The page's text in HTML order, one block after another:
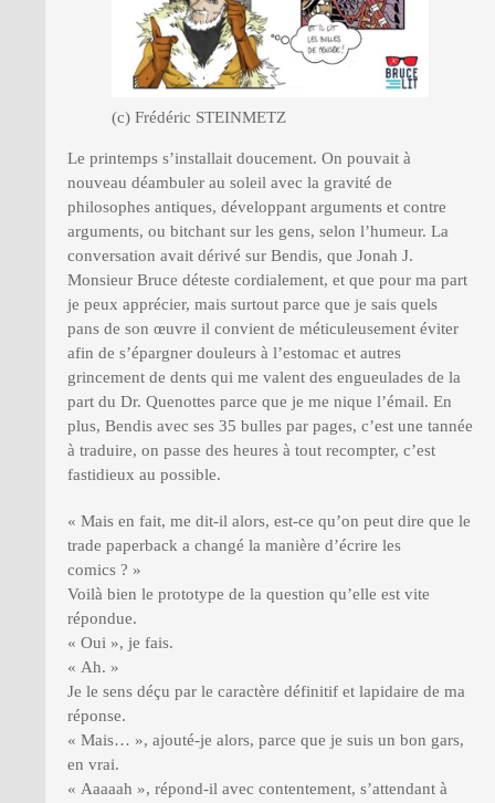
(c) Frédéric STEINMETZ
Le printemps s’installait doucement. On pouvait à
nouveau déambuler au soleil avec la gravité de
philosophes antiques, développant arguments et contre
arguments, ou bitchant sur les gens, selon l’humeur. La
conversation avait dérivé sur Bendis, que Jonah J.
Monsieur Bruce déteste cordialement, et que pour ma part
je peux apprécier, mais surtout parce que je sais quels
pans de son œuvre il convient de méticuleusement éviter
afin de s’épargner douleurs à l’estomac et autres
grincement de dents qui me valent des engueulades de la
part du Dr. Quenottes parce que je me nique l’émail. En
plus, Bendis avec ses 35 bulles par pages, c’est une tannée
à traduire, on passe des heures à tout recompter, c’est
fastidieux au possible.
« Mais en fait, me dit-il alors, est-ce qu’on peut dire que le
trade paperback a changé la manière d’écrire les
comics ? »
Voilà bien le prototype de la question qu’elle est vite
répondue.
« Oui », je fais.
« Ah. »
Je le sens déçu par le caractère définitif et lapidaire de ma
réponse.
« Mais… », ajouté-je alors, parce que je suis un bon gars,
en vrai.
« Aaaaah », répond-il avec contentement, s’attendant à